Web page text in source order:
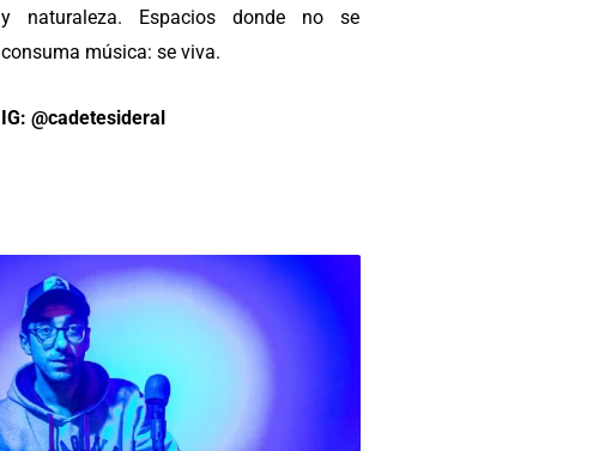
y naturaleza. Espacios donde no se
consuma música: se viva.
IG: @cadetesideral